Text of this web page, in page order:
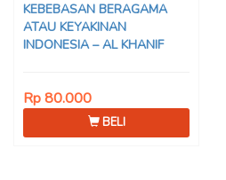
KEBEBASAN BERAGAMA
ATAU KEYAKINAN
INDONESIA – AL KHANIF
Rp 80.000
BELI